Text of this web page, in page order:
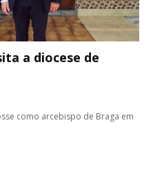
a diocese de
como arcebispo de Braga em